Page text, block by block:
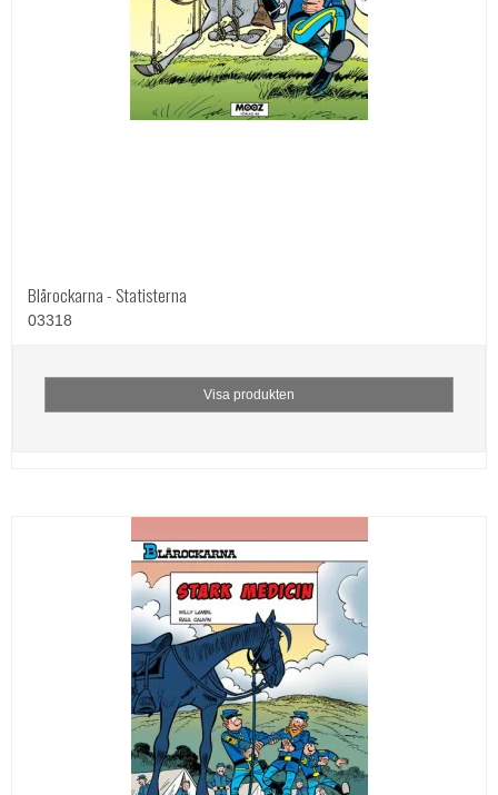
Blårockarna - Statisterna
03318
Visa produkten